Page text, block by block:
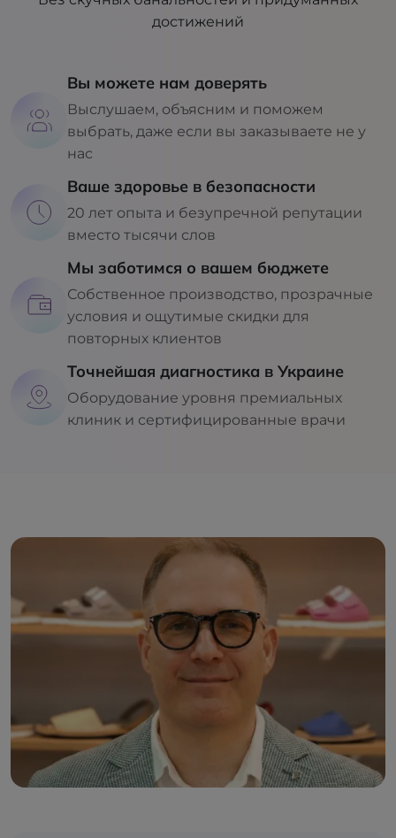
достижений
Вы можете нам доверять
Выслушаем, объясним и поможем
выбрать, даже если вы заказываете не у
нас
Ваше здоровье в безопасности
20 лет опыта и безупречной репутации
вместо тысячи слов
Мы заботимся о вашем бюджете
Собственное производство, прозрачные
условия и ощутимые скидки для
повторных клиентов
Точнейшая диагностика в Украине
Оборудование уровня премиальных
клиник и сертифицированные врачи